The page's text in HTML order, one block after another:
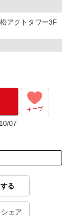
アクトタワー3F
キープ
07
る
ェア